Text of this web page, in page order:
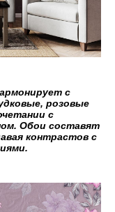
с
розовые
с
Обои составят
контрастов с